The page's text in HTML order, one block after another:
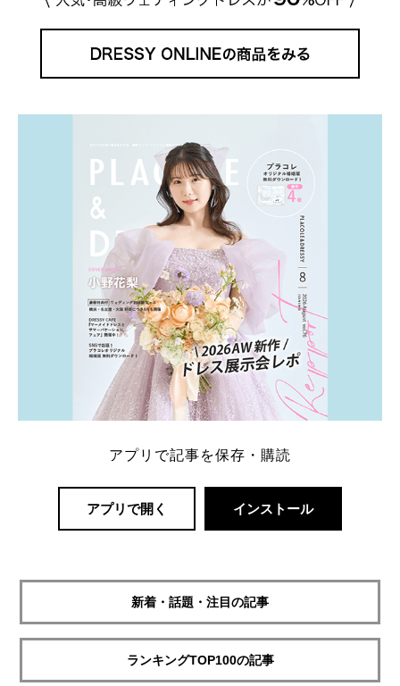
アプリで記事を保存・購読
アプリで開く インストール
新着・話題・注目の記事
ランキングTOP100の記事